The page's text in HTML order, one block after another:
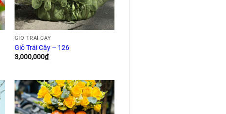
GIỎ TRÁI CÂY
Giỏ Trái Cây – 126
3,000,000₫